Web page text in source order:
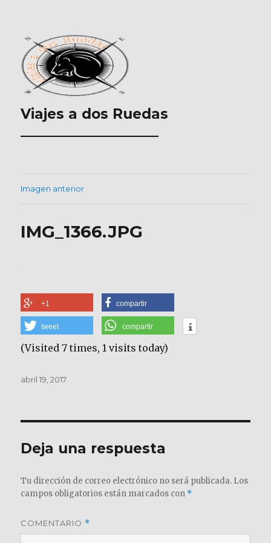
Viajes a dos Ruedas
___________________
Imagen anterior
IMG_1366.JPG
+1 compartir
tweet compartir
(Visited 7 times, 1 visits today)
Publicado
abril 19, 2017
Deja una respuesta
Tu dirección de correo electrónico no será publicada. Los
campos obligatorios están marcados con *
COMENTARIO *